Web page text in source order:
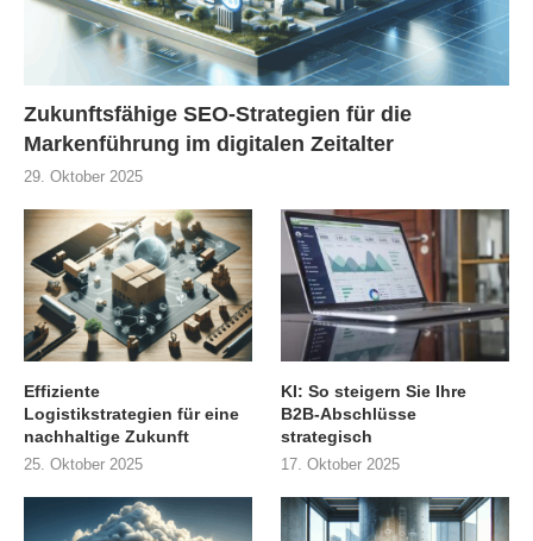
Zukunftsfähige SEO-Strategien für die
Markenführung im digitalen Zeitalter
29. Oktober 2025
Effiziente
Logistikstrategien für eine
nachhaltige Zukunft
25. Oktober 2025
KI: So steigern Sie Ihre
B2B-Abschlüsse
strategisch
17. Oktober 2025